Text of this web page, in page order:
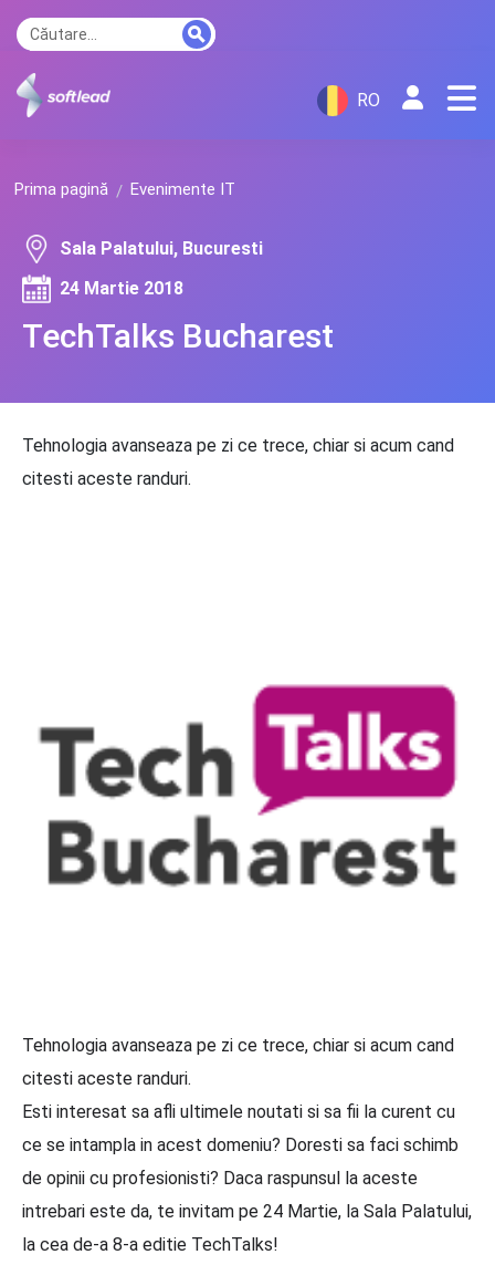
RO
Prima pagină Evenimente IT
TechTalks Bucharest
Sala Palatului, Bucuresti
24 Martie 2018
Tehnologia avanseaza pe zi ce trece, chiar si acum cand
citesti aceste randuri.
Tehnologia avanseaza pe zi ce trece, chiar si acum cand
citesti aceste randuri.
Esti interesat sa afli ultimele noutati si sa fii la curent cu
ce se intampla in acest domeniu? Doresti sa faci schimb
de opinii cu profesionisti? Daca raspunsul la aceste
intrebari este da, te invitam pe 24 Martie, la Sala Palatului,
la cea de-a 8-a editie TechTalks!